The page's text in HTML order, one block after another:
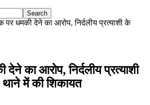
पर धमकी देने का आरोप, निर्दलीय प्रत्याशी के
देने का आरोप, निर्दलीय प्रत्याशी
में की शिकायत